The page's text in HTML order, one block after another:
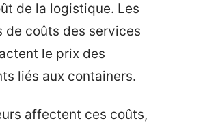
de la logistique. Les
de coûts des services
le prix des
liés aux containers.
affectent ces coûts,